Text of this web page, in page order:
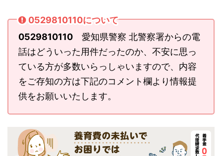
0529810110について
0529810110 愛知県警察 北警察署からの電
話はどういった用件だったのか、不安に思っ
ている方が多数いらっしゃいますので、内容
をご存知の方は下記のコメント欄より情報提
供をお願いいたします。